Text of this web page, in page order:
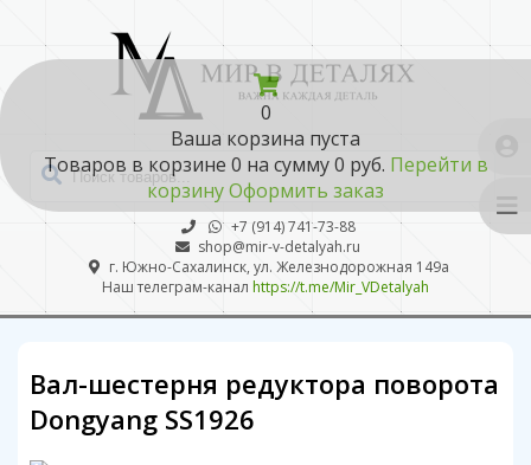
0
Ваша корзина пуста
Товаров в корзине 0 на сумму0 руб. Перейти в
корзинуОформить заказ
+7 (914) 741-73-88
shop@mir-v-detalyah.ru
г. Южно-Сахалинск, ул. Железнодорожная 149а
Наш телеграм-канал https://t.me/Mir_VDetalyah
Вал-шестерня редуктора поворота
Dongyang SS1926